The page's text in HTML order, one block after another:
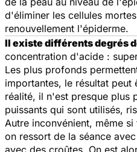
d'éliminer les cellules
renouvellement l'épiderme.
Il existe différents degrés
concentration d'acide :
Les plus profonds
importantes, le résultat peut
réalité, il n'est presque plus
puissants qui sont utilisés,
Autre inconvénient, même
on ressort de la séance
avec des croûtes. On est